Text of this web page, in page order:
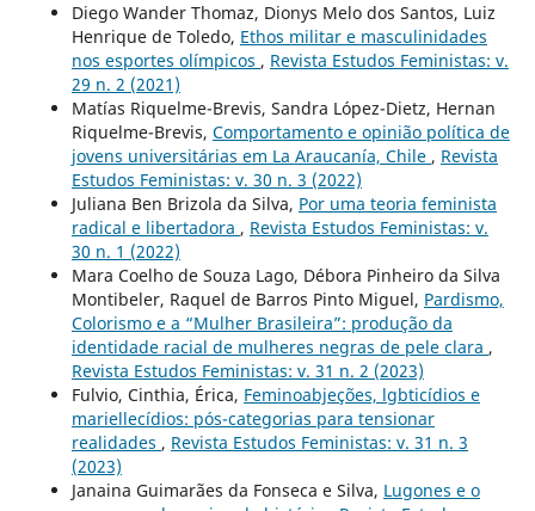
Diego Wander Thomaz, Dionys Melo dos Santos, Luiz
Henrique de Toledo, Ethos militar e masculinidades
nos esportes olímpicos , Revista Estudos Feministas: v.
29 n. 2 (2021)
Matías Riquelme-Brevis, Sandra López-Dietz, Hernan
Riquelme-Brevis, Comportamento e opinião política de
jovens universitárias em La Araucanía, Chile , Revista
Estudos Feministas: v. 30 n. 3 (2022)
Juliana Ben Brizola da Silva, Por uma teoria feminista
radical e libertadora , Revista Estudos Feministas: v.
30 n. 1 (2022)
Mara Coelho de Souza Lago, Débora Pinheiro da Silva
Montibeler, Raquel de Barros Pinto Miguel, Pardismo,
Colorismo e a “Mulher Brasileira”: produção da
identidade racial de mulheres negras de pele clara ,
Revista Estudos Feministas: v. 31 n. 2 (2023)
Fulvio, Cinthia, Érica, Feminoabjeções, lgbticídios e
mariellecídios: pós-categorias para tensionar
realidades , Revista Estudos Feministas: v. 31 n. 3
(2023)
Janaina Guimarães da Fonseca e Silva, Lugones e o